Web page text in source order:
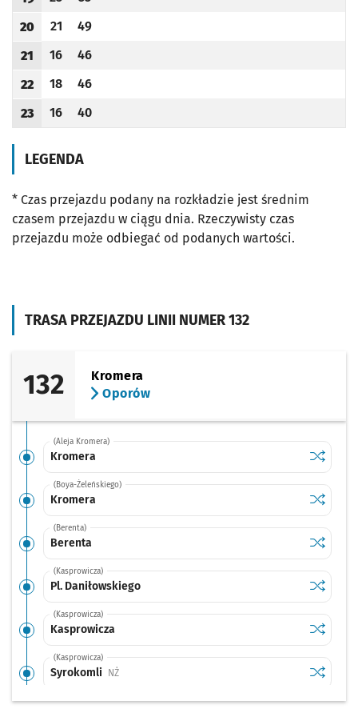
TRASA PRZEJAZDU LINII NUMER 132
132
Kromera
Oporów
(Aleja Kromera)
Kromera Sprawdź
Kromera
(Boya-Żeleńskiego)
Kromera Sprawdź
Kromera
(Berenta)
Berenta Sprawdź
Berenta
(Kasprowicza)
Pl. Daniłowskiego Sprawdź
Pl.
(Kasprowicza)
Kasprowicza Sprawdź
(Kasprowicza)
Syrokomli NŻPrzystanek na życzenie Sprawdź
(Kasprowicza)
Godzina odjazdu
Odjazd
minut po godzinie 19
Odjazd
minut po godzinie 19
Godzina odjazdu
20
Odjazd
21
minut po godzinie 20
Odjazd
49
minut po godzinie 20
Godzina odjazdu
21
Odjazd
16
minut po godzinie 21
Odjazd
46
minut po godzinie 21
Godzina odjazdu
22
Odjazd
18
minut po godzinie 22
Odjazd
46
minut po godzinie 22
Godzina odjazdu
23
Odjazd
16
minut po godzinie 23
Odjazd
40
minut po godzinie 23
LEGENDA
* Czas przejazdu podany na rozkładzie jest średnim
czasem przejazdu w ciągu dnia. Rzeczywisty czas
przejazdu może odbiegać od podanych wartości.